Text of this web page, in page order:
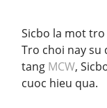
Sicbo la mot
Tro choi nay su
tang MCW,
cuoc hieu qua.